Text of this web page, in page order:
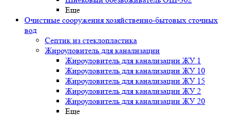
Еще
Очистные сооружения хозяйственно-бытовых сточных
вод
Септик из стеклопластика
Жироуловитель для канализации
Жироуловитель для канализации ЖУ 1
Жироуловитель для канализации ЖУ 10
Жироуловитель для канализации ЖУ 15
Жироуловитель для канализации ЖУ 2
Жироуловитель для канализации ЖУ 20
Еще